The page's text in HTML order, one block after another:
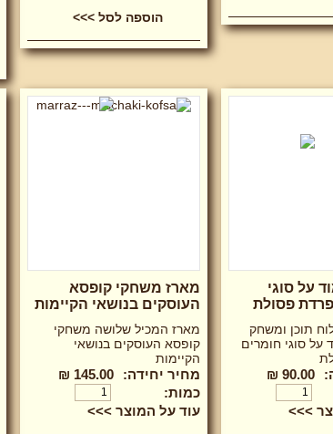
על סוגי
פסולת
תוכן ומשחק
על סוגי חומרים
90.00 ₪
>>>
מארז משחקי קופסא
העוסקים בנושאי הקיימות
מארז המכיל שלושה משחקי
קופסא העוסקים בנושאי
הקיימות
מחיר יחידה:
145.00 ₪
כמות:
עוד על המוצר >>>